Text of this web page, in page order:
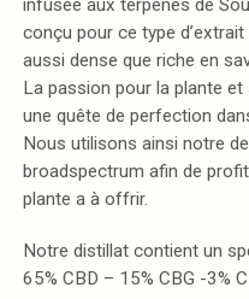
infusée aux terpènes de
conçu pour ce type
aussi dense que riche en
La passion pour la plante
une quête de perfection
Nous utilisons ainsi notre
broadspectrum afin de
plante a à offrir.
Notre distillat contient un
65% CBD – 15% CBG -3%